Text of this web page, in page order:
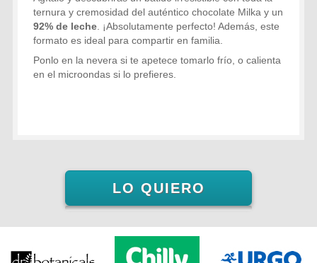
ternura y cremosidad del auténtico chocolate Milka y un
92% de leche. ¡Absolutamente perfecto! Además, este
formato es ideal para compartir en familia.
Ponlo en la nevera si te apetece tomarlo frío, o calienta
en el microondas si lo prefieres.
LO QUIERO